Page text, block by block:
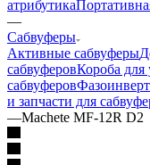
атрибутика
—
Сабвуферы
Активные сабвуферы
сабвуферовКороба для
сабвуферов
и запчасти для
—Machete MF-12R D2